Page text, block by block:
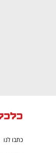
כתבו לנו